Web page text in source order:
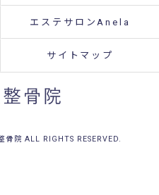
エステサロンAnela
サイトマップ
院 ALL RIGHTS RESERVED.